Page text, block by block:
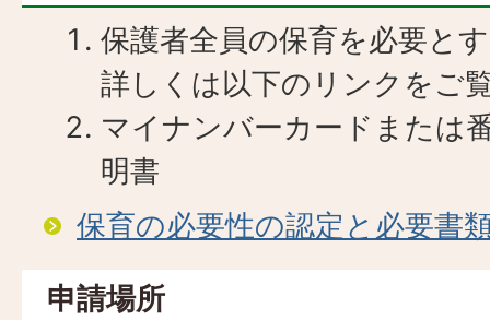
保護者全員の保育を必要と
詳しくは以下のリンクをご
マイナンバーカードまたは
明書
保育の必要性の認定と必要書
申請場所